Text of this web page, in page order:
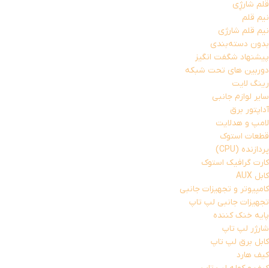
قلم شارژِی
نیم قلم
نیم قلم شارژی
بدون دسته‌بندی
پیشنهاد شگفت انگیز
دوربین های تحت شبکه
رینگ لایت
سایر لوازم جانبی
آداپتور برق
لامپ و هدلایت
قطعات استوک
پردازنده (CPU)
کارت گرافیک استوک
کابل AUX
کامپیوتر و تجهیزات جانبی
تجهیزات جانبی لپ تاپ
پایه خنک کننده
شارژر لپ تاپ
کابل برق لپ تاپ
کیف هارد